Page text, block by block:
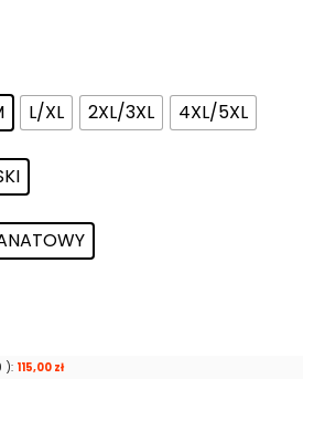
L/XL 2XL/3XL 4XL/5XL
): 115,00 zł